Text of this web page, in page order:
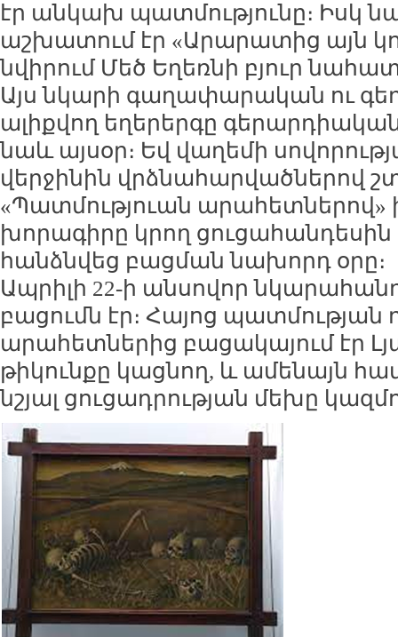
էր անկախ պատմությունը։ Իսկ
աշխատում էր «Արարատից այն
նվիրում Մեծ Եղեռնի բյուր
Այս նկարի գաղափարական ու
ալիքվող եղերերգը գերարդիական
նաև այսօր։ Եվ վաղեմի
վերջինին վրձնահարվածներով
«Պատմություան
խորագիրը կրող ցուցահանդեսին
հանձնվեց բացման նախորդ օրը։
Ապրիլի 22-ի անսովոր
բացումն էր։ Հայոց պատմության
արահետներից բացակայում էր
թիկունքը կացնող, և ամենայն
նշյալ ցուցադրության մեխը